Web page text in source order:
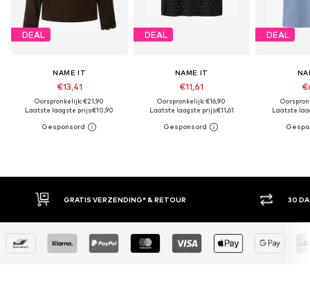
DEAL
NAME IT
€13,41
Oorspronkelijk: €21,90
Laatste laagste prijs:€10,90
DEAL
NAME IT
€11,61
Oorspronkelijk: €16,90
Laatste laagste prijs:€11,61
DEAL
Laatste
GRATIS VERZENDING* & RETOUR 30 DAGEN